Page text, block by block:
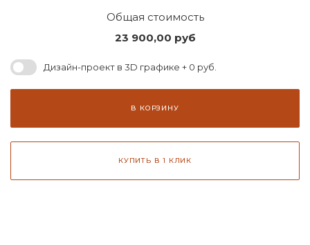
Общая стоимость
23 900,00 руб
Дизайн-проект в 3D графике + 0 руб.
В КОРЗИНУ
КУПИТЬ В 1 КЛИК